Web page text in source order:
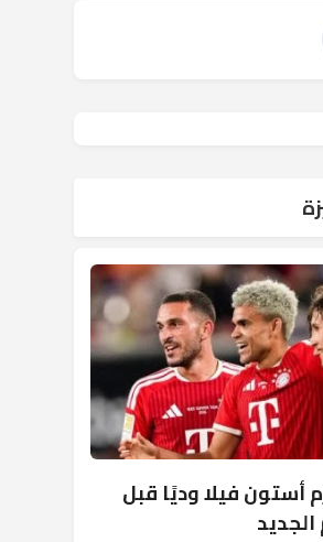
أستون فيلا وديًا قبل